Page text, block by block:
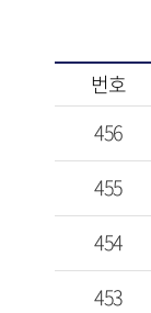
번호
456
455
454
453